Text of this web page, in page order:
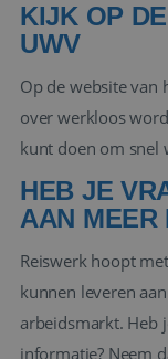
KIJK OP
UWV
Op de website van
over werkloos
kunt doen om snel
HEB JE
AAN MEER
Reiswerk hoopt
kunnen leveren
arbeidsmarkt. Heb
informatie? Neem